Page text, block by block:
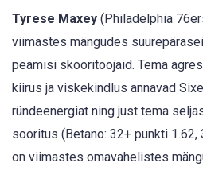
Tyrese Maxey (Philadelphia
viimastes mängudes
peamisi skooritoojaid. Tema
kiirus ja viskekindlus annavad
ründeenergiat ning just tema
sooritus (Betano: 32+ punkti
on viimastes omavahelistes